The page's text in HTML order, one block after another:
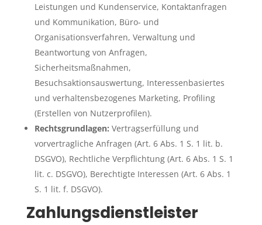
Leistungen und Kundenservice, Kontaktanfragen
und Kommunikation, Büro- und
Organisationsverfahren, Verwaltung und
Beantwortung von Anfragen,
Sicherheitsmaßnahmen,
Besuchsaktionsauswertung, Interessenbasiertes
und verhaltensbezogenes Marketing, Profiling
(Erstellen von Nutzerprofilen).
Rechtsgrundlagen: Vertragserfüllung und
vorvertragliche Anfragen (Art. 6 Abs. 1 S. 1 lit. b.
DSGVO), Rechtliche Verpflichtung (Art. 6 Abs. 1 S. 1
lit. c. DSGVO), Berechtigte Interessen (Art. 6 Abs. 1
S. 1 lit. f. DSGVO).
Zahlungsdienstleister